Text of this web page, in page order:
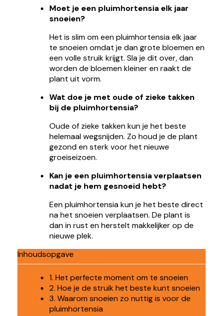
Moet je een pluimhortensia elk jaar
snoeien?
Het is slim om een pluimhortensia elk jaar
te snoeien omdat je dan grote bloemen en
een volle struik krijgt. Sla je dit over, dan
worden de bloemen kleiner en raakt de
plant uit vorm.
Wat doe je met oude of zieke takken
bij de pluimhortensia?
Oude of zieke takken kun je het beste
helemaal wegsnijden. Zo houd je de plant
gezond en sterk voor het nieuwe
groeiseizoen.
Kan je een pluimhortensia verplaatsen
nadat je hem gesnoeid hebt?
Een pluimhortensia kun je het beste direct
na het snoeien verplaatsen. De plant is
dan in rust en herstelt makkelijker op de
nieuwe plek.
Inhoudsopgave
1. Het perfecte moment om te snoeien
2. Hoe je de struik het beste kunt snoeien
3. Waarom snoeien zo nuttig is voor de
pluimhortensia